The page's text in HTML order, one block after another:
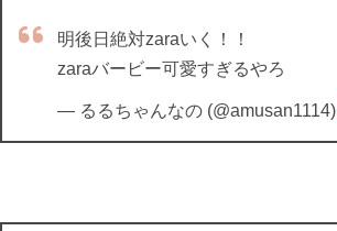
明後日絶対zaraいく！！
zaraバービー可愛すぎるやろ
— るるちゃんなの (@amusan1114)